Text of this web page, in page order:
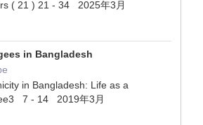
( 21 ) 21 - 34 2025年3月
in Bangladesh
in Bangladesh: Life as a
7 - 14 2019年3月